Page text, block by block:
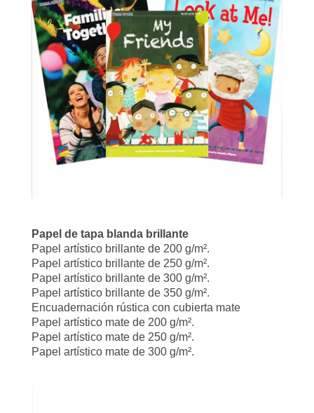
Papel de tapa blanda brillante
Papel artístico brillante de 200 g/m².
Papel artístico brillante de 250 g/m².
Papel artístico brillante de 300 g/m².
Papel artístico brillante de 350 g/m².
Encuadernación rústica con cubierta mate
Papel artístico mate de 200 g/m².
Papel artístico mate de 250 g/m².
Papel artístico mate de 300 g/m².